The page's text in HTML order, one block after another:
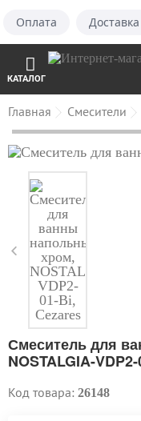
Оплата Доставка
КАТАЛОГ
Главная Смесители
Смеситель для
NOSTALGIA-
Код товара: 26148